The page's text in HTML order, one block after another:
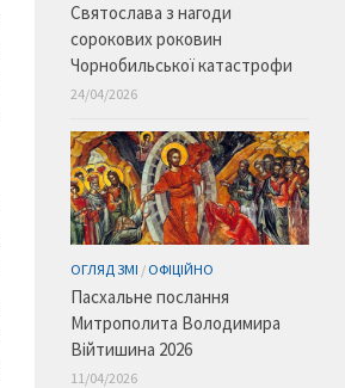
Святослава з нагоди
сорокових роковин
Чорнобильської катастрофи
24/04/2026
ОГЛЯД ЗМІ / ОФІЦІЙНО
Пасхальне послання
Митрополита Володимира
Війтишина 2026
11/04/2026